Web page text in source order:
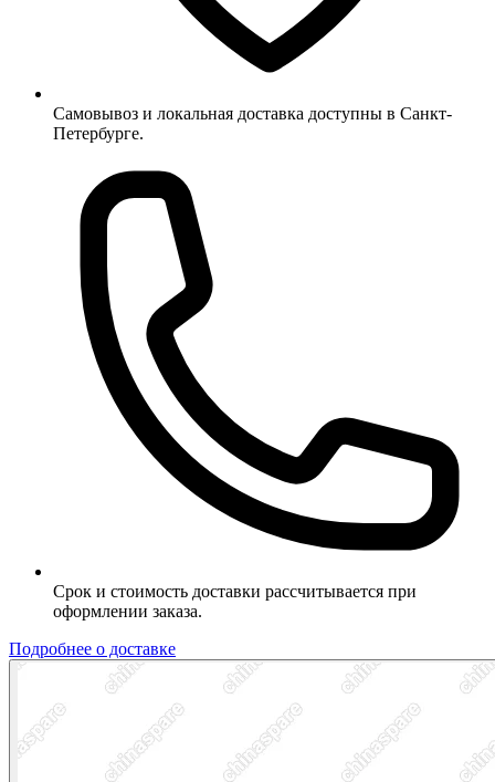
Самовывоз и локальная доставка доступны в Санкт-
Петербурге.
Срок и стоимость доставки рассчитывается при
оформлении заказа.
Подробнее о доставке